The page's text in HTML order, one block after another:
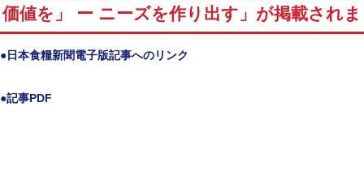
価値を」 ー ニーズを作り出す」が掲載され
●日本食糧新聞電子版記事へのリンク
●記事PDF